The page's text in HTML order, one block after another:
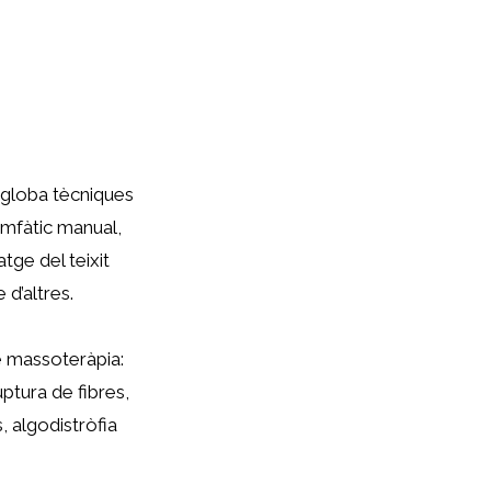
oba tècniques
manual,
del teixit
de fibres,
algodistròfia